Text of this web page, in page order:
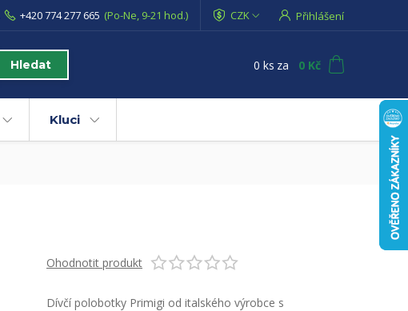
CZK Přihlášení
Hledat
+420 774 277 665 (Po-Ne, 9-21 hod.)
0 ks za 0 Kč
Kluci
Ohodnotit produkt
Dívčí polobotky Primigi od italského výrobce s